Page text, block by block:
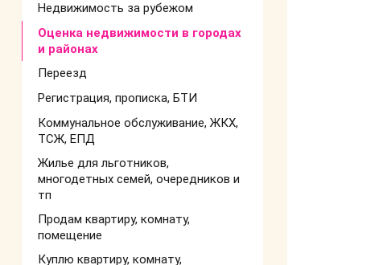
Недвижимость за рубежом
Оценка недвижимости в городах
и районах
Переезд
Регистрация, прописка, БТИ
Коммунальное обслуживание, ЖКХ,
ТСЖ, ЕПД
Жилье для льготников,
многодетных семей, очередников и
тп
Продам квартиру, комнату,
помещение
Куплю квартиру, комнату,